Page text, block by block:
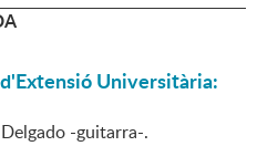
Universitària:
-guitarra-.